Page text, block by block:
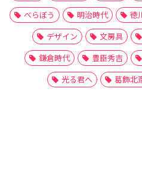
べらぼう
明治時代 徳
デザイン
文房具
鎌倉時代
豊臣秀吉
光る君へ
葛飾北